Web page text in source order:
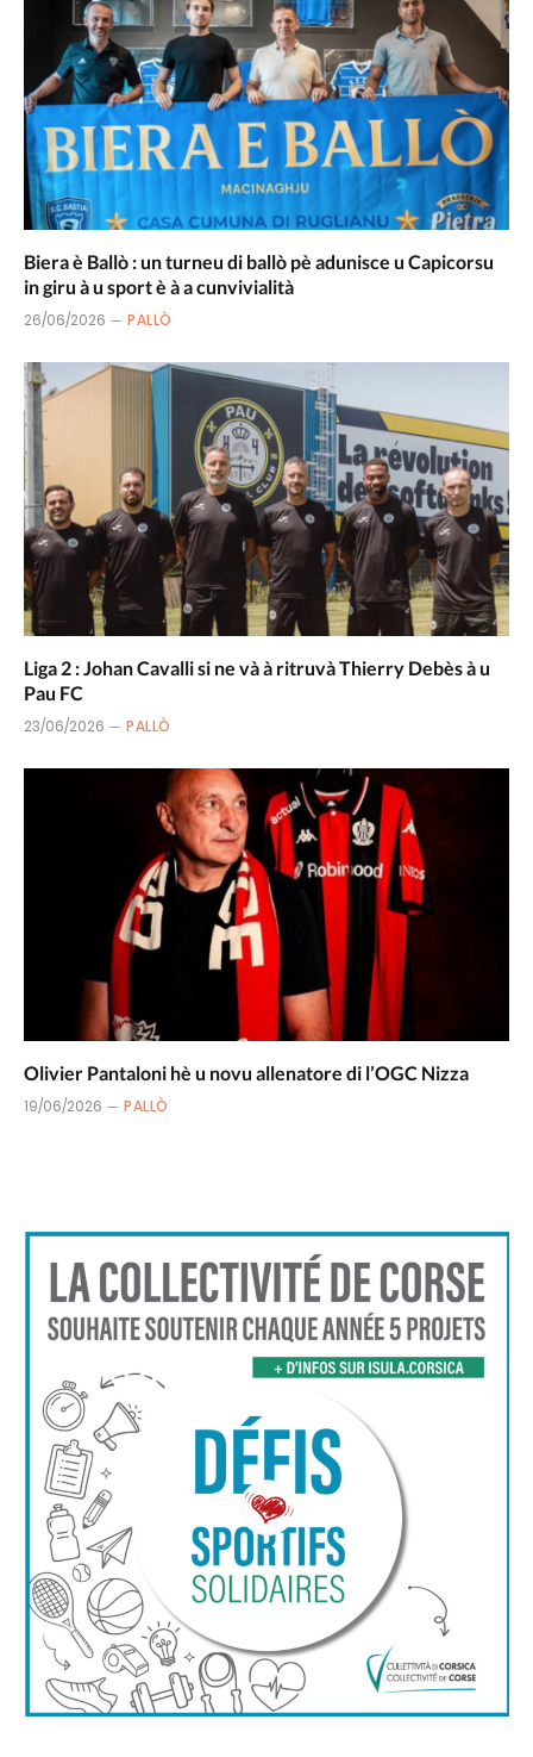
Biera è Ballò : un turneu di ballò pè adunisce u Capicorsu
in giru à u sport è à a cunvivialità
26/06/2026 PALLÒ
Liga 2 : Johan Cavalli si ne và à ritruvà Thierry Debès à u
Pau FC
23/06/2026 PALLÒ
Olivier Pantaloni hè u novu allenatore di l’OGC Nizza
19/06/2026 PALLÒ